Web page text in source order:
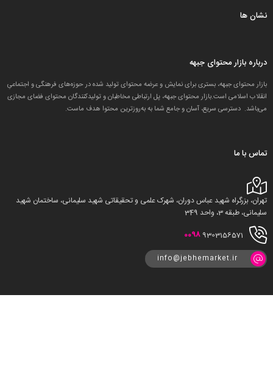
نشان ها
درباره بازار محتوای جبهه
بازار محتوای جبهه، بستری برای نمایش و عرضه محتوای تولید شده در حوزه‌های فرهنگی و اجتماعیِ
انقلاب اسلامی است.بازار محتوای جبهه، پل ارتباطی مخاطبان و تولید‌کنندگان محتوای فضای مجازی
می‌باشد. دسترسی سریع، آسان و جامع شما به به‌روزترین محتوا هدف ماست.
تماس با ما
تهران، بزرگراه شهید عباس دوران، شهرک علمی و تحقیقاتی شهید سلیمانی، ساختمان شهید
سلیمانی، طبقه 3، واحد 349
0098 9303156571
info@jebhemarket.ir